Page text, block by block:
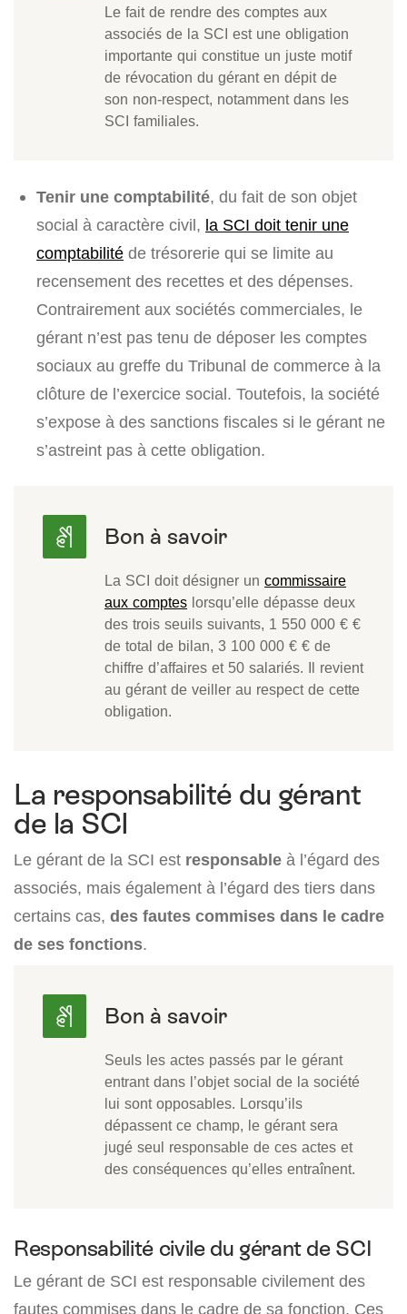
Le fait de rendre des comptes aux
associés de la SCI est une obligation
importante qui constitue un juste motif
de révocation du gérant en dépit de
son non-respect, notamment dans les
SCI familiales.
Tenir une comptabilité, du fait de son objet
social à caractère civil, la SCI doit tenir une
comptabilité de trésorerie qui se limite au
recensement des recettes et des dépenses.
Contrairement aux sociétés commerciales, le
gérant n’est pas tenu de déposer les comptes
sociaux au greffe du Tribunal de commerce à la
clôture de l’exercice social. Toutefois, la société
s’expose à des sanctions fiscales si le gérant ne
s’astreint pas à cette obligation.
La SCI doit désigner un commissaire
aux comptes lorsqu’elle dépasse deux
des trois seuils suivants, 1 550 000 € €
de total de bilan, 3 100 000 € € de
chiffre d’affaires et 50 salariés. Il revient
au gérant de veiller au respect de cette
obligation.
La responsabilité du gérant
de la SCI
Le gérant de la SCI est responsable à l’égard des
associés, mais également à l’égard des tiers dans
certains cas, des fautes commises dans le cadre
de ses fonctions.
Seuls les actes passés par le gérant
entrant dans l’objet social de la société
lui sont opposables. Lorsqu’ils
dépassent ce champ, le gérant sera
jugé seul responsable de ces actes et
des conséquences qu’elles entraînent.
Responsabilité civile du gérant de SCI
Le gérant de SCI est responsable civilement des
fautes commises dans le cadre de sa fonction. Ces